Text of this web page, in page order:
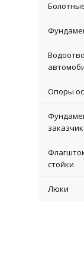
Опоры
стойки
Люки